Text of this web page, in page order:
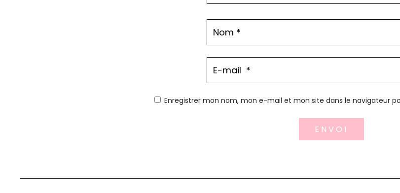
Enregistrer mon nom, mon e-mail et mon site dans le navigateur
ENVOI